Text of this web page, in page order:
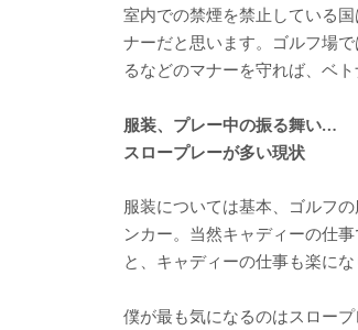
室内での禁煙を禁止している
ナーだと思います。ゴルフ場
るなどのマナーを守れば、ベト
服装、プレー中の振る舞い…
スロープレーが多い現状
服装については基本、ゴルフ
ンカー。当然キャディーの仕
と、キャディーの仕事も楽にな
僕が最も気になるのはスロー